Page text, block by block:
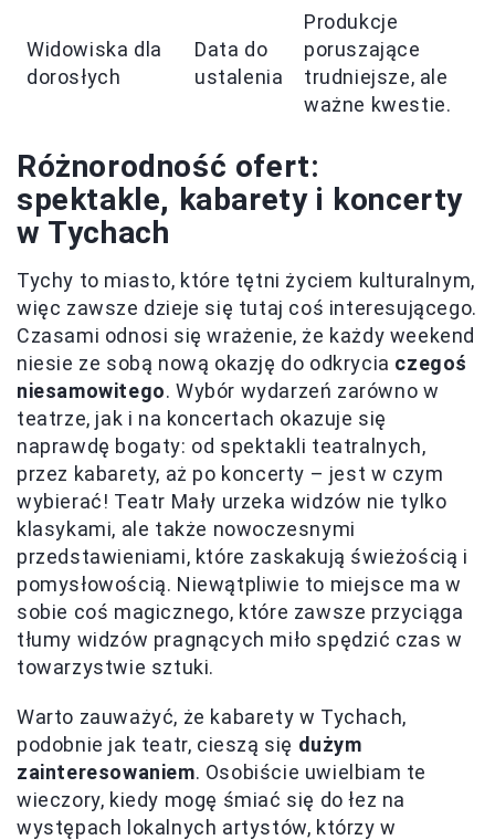
Widowiska dla
dorosłych
Data do
ustalenia
Produkcje
poruszające
trudniejsze, ale
ważne kwestie.
Różnorodność ofert:
spektakle, kabarety i koncerty
w Tychach
Tychy to miasto, które tętni życiem kulturalnym,
więc zawsze dzieje się tutaj coś interesującego.
Czasami odnosi się wrażenie, że każdy weekend
niesie ze sobą nową okazję do odkrycia czegoś
niesamowitego. Wybór wydarzeń zarówno w
teatrze, jak i na koncertach okazuje się
naprawdę bogaty: od spektakli teatralnych,
przez kabarety, aż po koncerty – jest w czym
wybierać! Teatr Mały urzeka widzów nie tylko
klasykami, ale także nowoczesnymi
przedstawieniami, które zaskakują świeżością i
pomysłowością. Niewątpliwie to miejsce ma w
sobie coś magicznego, które zawsze przyciąga
tłumy widzów pragnących miło spędzić czas w
towarzystwie sztuki.
Warto zauważyć, że kabarety w Tychach,
podobnie jak teatr, cieszą się dużym
zainteresowaniem. Osobiście uwielbiam te
wieczory, kiedy mogę śmiać się do łez na
występach lokalnych artystów, którzy w